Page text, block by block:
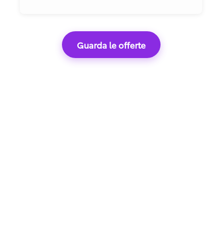
Guarda le offerte